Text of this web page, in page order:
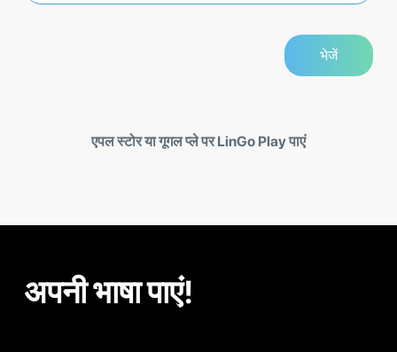
एपल स्टोर या गूगल प्ले पर LinGo Play पाएं
अपनी भाषा पाएं!